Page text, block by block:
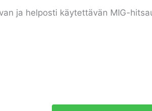
ja helposti käytettävän MIG-